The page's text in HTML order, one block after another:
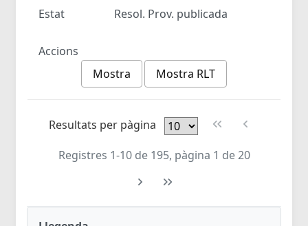
Estat Resol. Prov. publicada
Accions
Mostra
Mostra RLT
Resultats per pàgina
Registres 1-10 de 195, pàgina 1 de 20